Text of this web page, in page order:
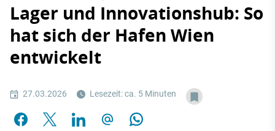
Lager und Innovationshub: So
hat sich der Hafen Wien
entwickelt
27.03.2026 Lesezeit: ca. 5 Minuten